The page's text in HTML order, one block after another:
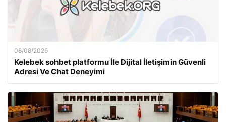
08/08/2026
Kelebek sohbet platformu İle Dijital İletişimin Güvenli
Adresi Ve Chat Deneyimi